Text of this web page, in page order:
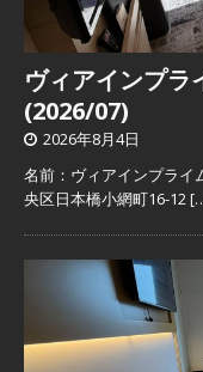
ヴィアインプラ
(2026/07)
2026年8月4日
名前：ヴィアインプライ
央区日本橋小網町16-12